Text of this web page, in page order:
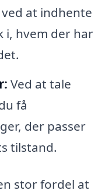
at indhente
i, hvem der har
Ved at tale
få
der passer
tilstand.
stor fordel at